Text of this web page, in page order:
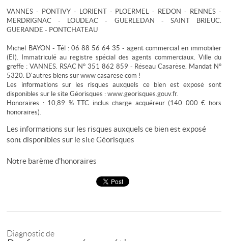
VANNES - PONTIVY - LORIENT - PLOERMEL - REDON - RENNES -
MERDRIGNAC - LOUDEAC - GUERLEDAN - SAINT BRIEUC.
GUERANDE - PONTCHATEAU
Michel BAYON - Tél : 06 88 56 64 35 - agent commercial en immobilier
(EI). Immatriculé au registre spécial des agents commerciaux. Ville du
greffe : VANNES. RSAC N° 351 862 859 - Réseau Casarèse. Mandat N°
5320. D'autres biens sur www casarese com !
Les informations sur les risques auxquels ce bien est exposé sont
disponibles sur le site Géorisques : www.georisques.gouv.fr.
Honoraires : 10,89 % TTC inclus charge acquéreur (140 000 € hors
honoraires).
Les informations sur les risques auxquels ce bien est exposé
sont disponibles sur le siteGéorisques
Notre barème d'honoraires
Diagnostic de